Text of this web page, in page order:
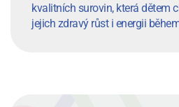
kvalitních surovin, která dětem
jejich zdravý růst i energii